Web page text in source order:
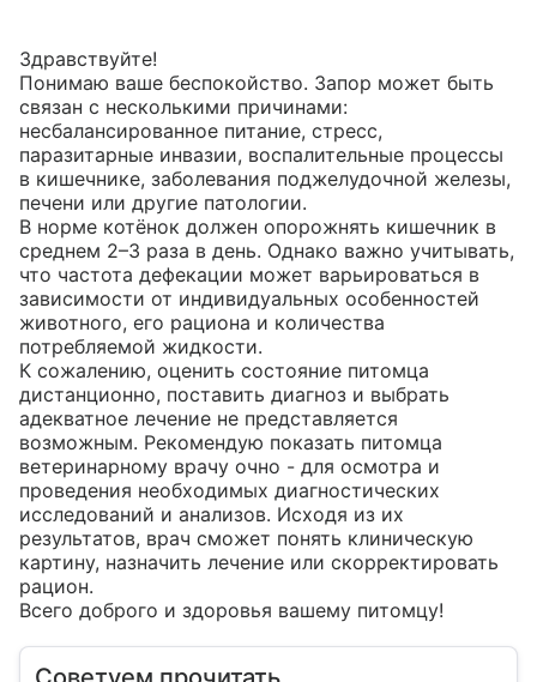
Здравствуйте!
Понимаю ваше беспокойство. Запор может быть
связан с несколькими причинами:
несбалансированное питание, стресс,
паразитарные инвазии, воспалительные процессы
в кишечнике, заболевания поджелудочной железы,
печени или другие патологии.
В норме котёнок должен опорожнять кишечник в
среднем 2–3 раза в день. Однако важно учитывать,
что частота дефекации может варьироваться в
зависимости от индивидуальных особенностей
животного, его рациона и количества
потребляемой жидкости.
К сожалению, оценить состояние питомца
дистанционно, поставить диагноз и выбрать
адекватное лечение не представляется
возможным. Рекомендую показать питомца
ветеринарному врачу очно - для осмотра и
проведения необходимых диагностических
исследований и анализов. Исходя из их
результатов, врач сможет понять клиническую
картину, назначить лечение или скорректировать
рацион.
Всего доброго и здоровья вашему питомцу!